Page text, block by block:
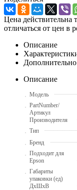
Цена действительна
отличаться от цен в
Описание
Дополнительно
Описание
Модель
PartNumber/
Артикул
Производителя
Тип
Бренд
Подходит для
Epson
Габариты
упаковки (ед)
ДхШхВ